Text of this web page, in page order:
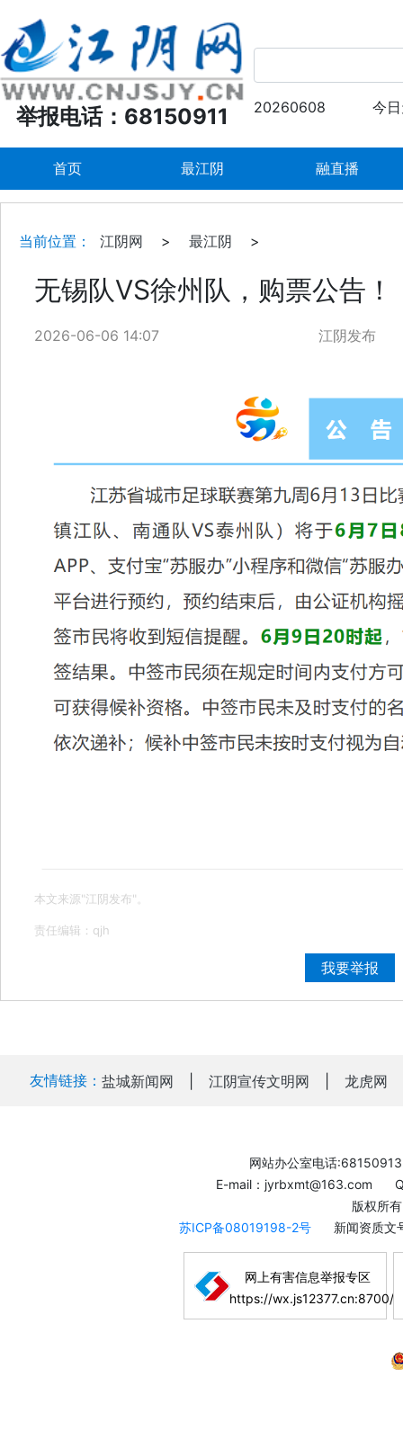
举报电话：68150911 20260608 今
首页 最江阴 融直播
当前位置： 江阴网 > 最江阴 >
无锡队VS徐州队，购票公告！
2026-06-06 14:07 江阴发布
本文来源"江阴发布"。
责任编辑：qjh
我要举报
友情链接： 盐城新闻网 江阴宣传文明网 龙虎网
网站办公室电话:68150913
E-mail：jyrbxmt@163.com
版权所
苏ICP备08019198-2号
新闻资质
网上有害信息举报专区
https://wx.js12377.cn:8700/